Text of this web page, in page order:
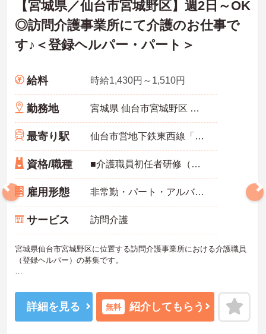
【宮城県／仙台市宮城野区】週2日～OK
◎訪問介護事業所にて介護のお仕事で
す♪＜登録ヘルパー・パート＞
給料 時給1,430円～1,510円
勤務地 宮城県 仙台市宮城野区 萩野町3-12-1
最寄り駅 仙台市営地下鉄東西線「卸町(宮城)駅」徒歩12分
資格/職種 ■介護職員初任者研修（ヘルパー2級）以上、介護福祉士 いずれか ※未経験・ブランク可 ■スマートフォン所持必須（業務に使用するため） ■普通運転免許必須(AT可) ※エリアにより必須
雇用形態 非常勤・パート・アルバイト
サービス 訪問介護
宮城県仙台市宮城野区に位置する訪問介護事業所における介護職員
（登録ヘルパー）の募集です。
ただけます。また、研修制度があり、働きながらスキルアップが目
指せます。
詳細を見る 無料 紹介してもらう